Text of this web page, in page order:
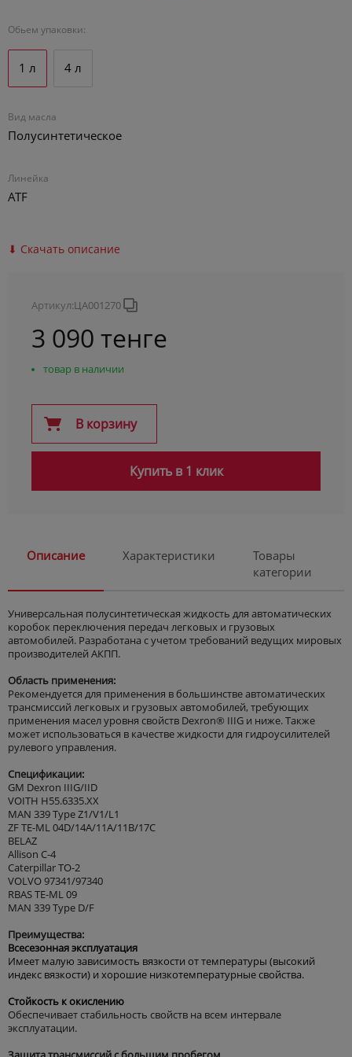
Обьем упаковки:
1 л
1 л 4 л
4 л
Вид масла
Полусинтетическое
Линейка
ATF
⬇ Скачать описание
Артикул:ЦА001270
3 090 тенге
товар в наличии
В корзину
Купить в 1 клик
Описание Характеристики
Товары
категории
Универсальная полусинтетическая жидкость для автоматических
коробок переключения передач легковых и грузовых
автомобилей. Разработана с учетом требований ведущих мировых
производителей АКПП.
Область применения:
Рекомендуется для применения в большинстве автоматических
трансмиссий легковых и грузовых автомобилей, требующих
применения масел уровня свойств Dexron® IIIG и ниже. Также
может использоваться в качестве жидкости для гидроусилителей
рулевого управления.
Спецификации:
GM Dexron IIIG/IID
VOITH H55.6335.XX
MAN 339 Type Z1/V1/L1
ZF TE-ML 04D/14A/11A/11B/17C
BELAZ
Allison C-4
Caterpillar TO-2
VOLVO 97341/97340
RBAS TE-ML 09
MAN 339 Type D/F
Преимущества:
Всесезонная эксплуатация
Имеет малую зависимость вязкости от температуры (высокий
индекс вязкости) и хорошие низкотемпературные свойства.
Стойкость к окислению
Обеспечивает стабильность свойств на всем интервале
эксплуатации.